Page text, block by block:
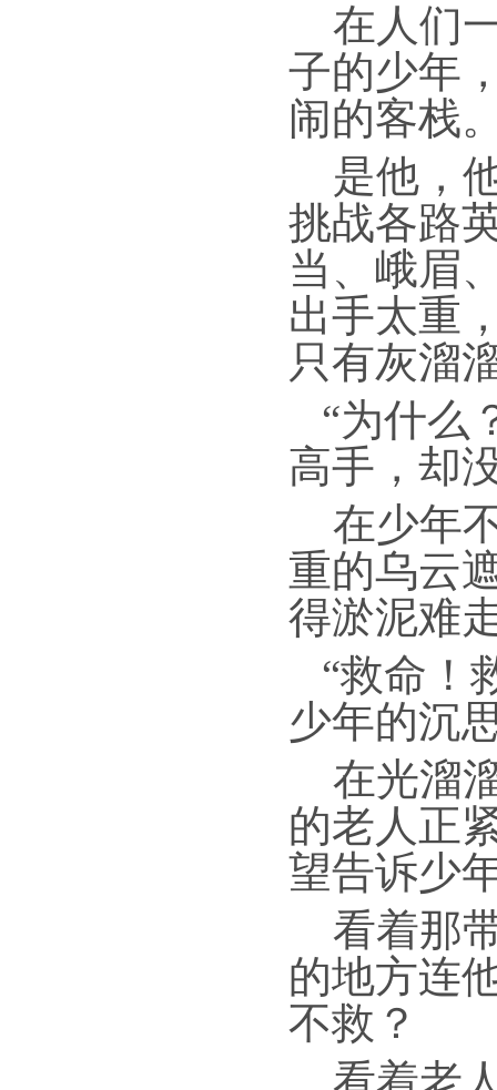
在人们
子的少年
闹的客栈
是他，
挑战各路
当、峨眉
出手太重
只有灰溜
“为什么
高手，却
在少年
重的乌云
得淤泥难
“救命！
少年的沉
在光溜
的老人正
望告诉少
看着那
的地方连
不救？